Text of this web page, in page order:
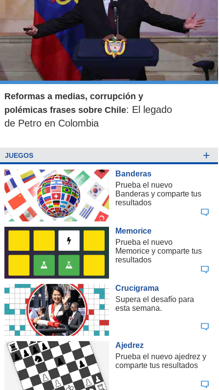
Reformas a medias, corrupción y
polémicas frases sobre Chile: El legado
de Petro en Colombia
JUEGOS +
Banderas
Prueba el nuevo
Banderas y comparte tus
resultados
Memorice
Prueba el nuevo
Memorice y comparte tus
resultados
Crucigrama
Supera el desafío para
esta semana.
Ajedrez
Prueba el nuevo ajedrez y
comparte tus resultados